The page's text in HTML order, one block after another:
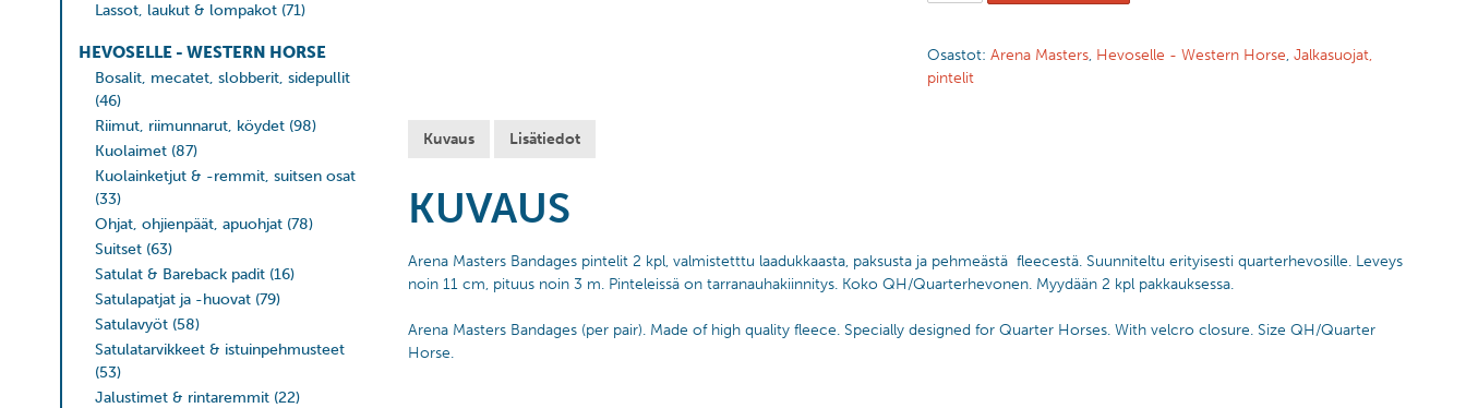
Lassot, laukut & lompakot (71)
HEVOSELLE - WESTERN HORSE
Bosalit, mecatet, slobberit, sidepullit
(46)
Riimut, riimunnarut, köydet (98)
Kuolaimet (87)
Kuolainketjut & -remmit, suitsen osat
(33)
Ohjat, ohjienpäät, apuohjat (78)
Suitset (63)
Satulat & Bareback padit (16)
Satulapatjat ja -huovat (79)
Satulavyöt (58)
Satulatarvikkeet & istuinpehmusteet
(53)
Jalustimet & rintaremmit (22)
Osastot: Arena Masters, Hevoselle - Western Horse, Jalkasuojat,
pintelit
Kuvaus Lisätiedot
KUVAUS
Arena Masters Bandages pintelit 2 kpl, valmistetttu laadukkaasta, paksusta ja pehmeästä fleecestä. Suunniteltu erityisesti quarterhevosille. Leveys
noin 11 cm, pituus noin 3 m. Pinteleissä on tarranauhakiinnitys. Koko QH/Quarterhevonen. Myydään 2 kpl pakkauksessa.
Arena Masters Bandages (per pair). Made of high quality fleece. Specially designed for Quarter Horses. With velcro closure. Size QH/Quarter
Horse.